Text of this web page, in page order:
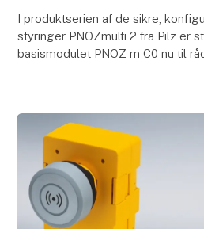
I produktserien af de sikre,
styringer PNOZmulti 2 fra Pilz er
basismodulet PNOZ m C0 nu til